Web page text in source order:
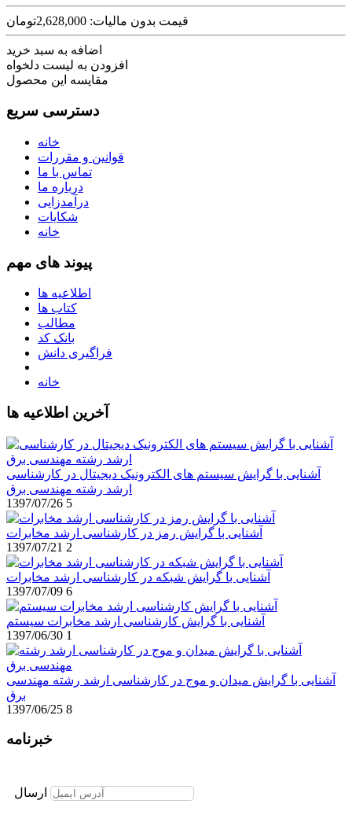
قیمت بدون مالیات: 2,628,000تومان
اضافه به سبد خرید
افزودن به لیست دلخواه
مقایسه این محصول
دسترسی سریع
خانه
قوانین و مقررات
تماس با ما
درباره ما
درآمدزایی
شکایات
خانه
پیوند های مهم
اطلاعیه ها
کتاب ها
مطالب
بانک کد
فراگیری دانش
خانه
آخرین اطلاعیه ها
آشنایی با گرایش سیستم های الکترونیک دیجیتال در کارشناسی
ارشد رشته مهندسی برق
1397/07/26 5
آشنایی با گرایش رمز در کارشناسی ارشد مخابرات
1397/07/21 2
آشنایی با گرایش شبکه در کارشناسی ارشد مخابرات
1397/07/09 6
آشنایی با گرایش کارشناسی ارشد مخابرات سیستم
1397/06/30 1
آشنایی با گرایش میدان و موج در کارشناسی ارشد رشته مهندسی
برق
1397/06/25 8
خبرنامه
ارسال